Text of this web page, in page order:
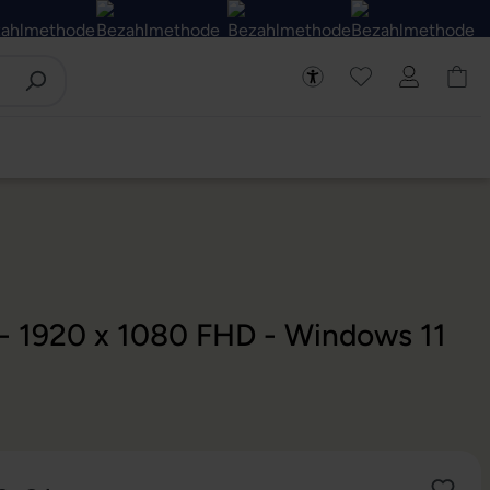
x 1080 FHD - Windows 11